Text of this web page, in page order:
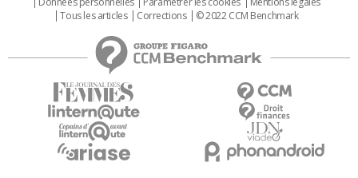
Tous les articles
Corrections © 2022 CCM Benchmark